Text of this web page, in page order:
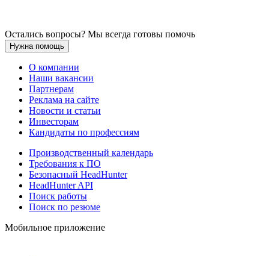
Остались вопросы? Мы всегда готовы помочь
Нужна помощь
О компании
Наши вакансии
Партнерам
Реклама на сайте
Новости и статьи
Инвесторам
Кандидаты по профессиям
Производственный календарь
Требования к ПО
Безопасный HeadHunter
HeadHunter API
Поиск работы
Поиск по резюме
Мобильное приложение